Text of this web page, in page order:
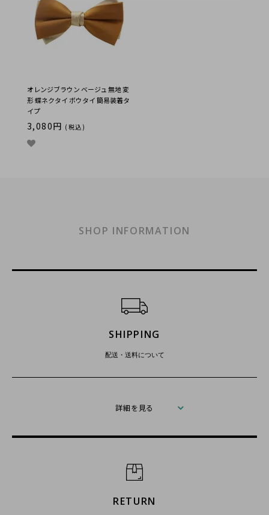
オレンジブラウン ベージュ 無地 変
形 蝶ネクタイ ボウタイ 簡易装着タ
イプ
3,080円 (税込)
SHOP INFORMATION
SHIPPING
配送・送料について
詳細を見る
RETURN